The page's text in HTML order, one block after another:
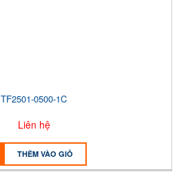
TF2501-0500-1C
Liên hệ
THÊM VÀO GIỎ